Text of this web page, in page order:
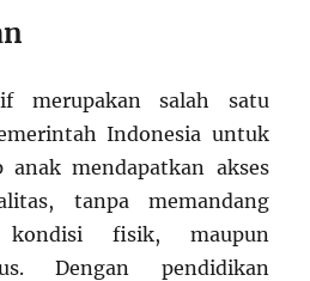
merupakan salah satu
Indonesia untuk
anak mendapatkan akses
tanpa memandang
fisik, maupun
Dengan pendidikan